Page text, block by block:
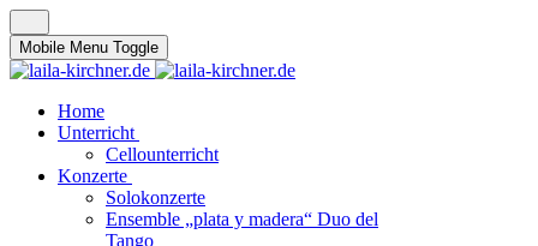
Mobile Menu Toggle
Home
Unterricht
Cellounterricht
Konzerte
Solokonzerte
Ensemble „plata y madera“ Duo del
Tango